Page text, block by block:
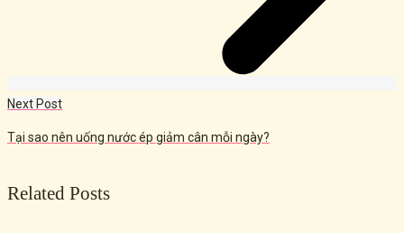
Next Post
Tại sao nên uống nước ép giảm cân mỗi ngày?
Related Posts